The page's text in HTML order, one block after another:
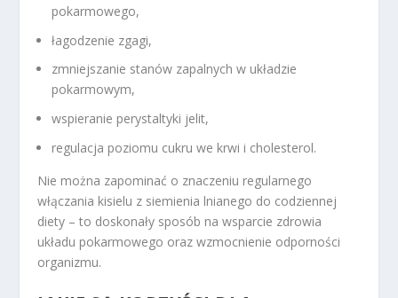
pokarmowego,
łagodzenie zgagi,
zmniejszanie stanów zapalnych w układzie
pokarmowym,
wspieranie perystaltyki jelit,
regulacja poziomu cukru we krwi i cholesterol.
Nie można zapominać o znaczeniu regularnego
włączania kisielu z siemienia lnianego do codziennej
diety – to doskonały sposób na wsparcie zdrowia
układu pokarmowego oraz wzmocnienie odporności
organizmu.